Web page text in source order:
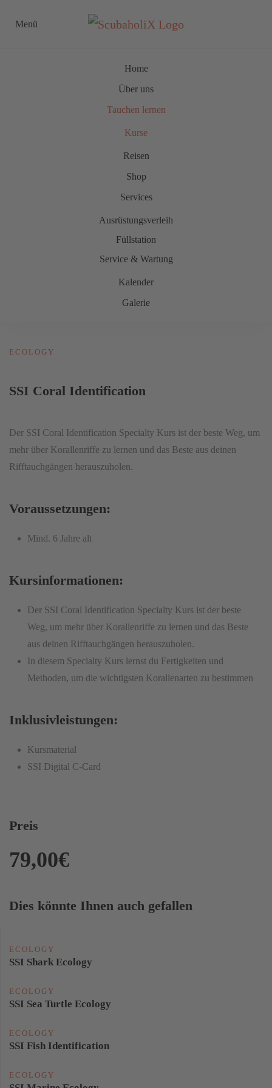
Menü
Home
Über uns
Tauchen lernen
Kurse
Reisen
Shop
Services
Ausrüstungsverleih
Füllstation
Service & Wartung
Kalender
Galerie
ECOLOGY
SSI Coral Identification
Der SSI Coral Identification Specialty Kurs ist der beste Weg, um
mehr über Korallenriffe zu lernen und das Beste aus deinen
Rifftauchgängen herauszuholen.
Voraussetzungen:
Mind. 6 Jahre alt
Kursinformationen:
Der SSI Coral Identification Specialty Kurs ist der beste
Weg, um mehr über Korallenriffe zu lernen und das Beste
aus deinen Rifftauchgängen herauszuholen.
In diesem Specialty Kurs lernst du Fertigkeiten und
Methoden, um die wichtigsten Korallenarten zu bestimmen
Inklusivleistungen:
Kursmaterial
SSI Digital C-Card
Preis
79,00€
Dies könnte Ihnen auch gefallen
ECOLOGY
SSI Shark Ecology
ECOLOGY
SSI Sea Turtle Ecology
ECOLOGY
SSI Fish Identification
ECOLOGY